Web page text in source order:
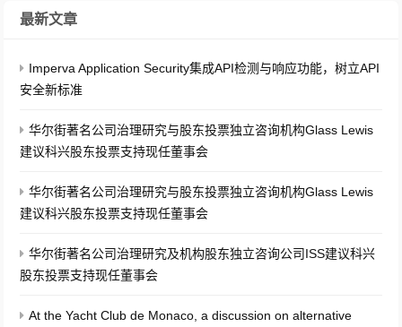
最新文章
Imperva Application Security集成API检测与响应功能，树立API
安全新标准
华尔街著名公司治理研究与股东投票独立咨询机构Glass Lewis
建议科兴股东投票支持现任董事会
华尔街著名公司治理研究与股东投票独立咨询机构Glass Lewis
建议科兴股东投票支持现任董事会
华尔街著名公司治理研究及机构股东独立咨询公司ISS建议科兴
股东投票支持现任董事会
At the Yacht Club de Monaco, a discussion on alternative